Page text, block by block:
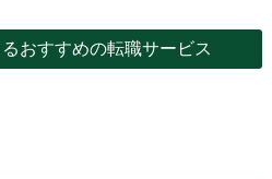
おすすめの転職サービス